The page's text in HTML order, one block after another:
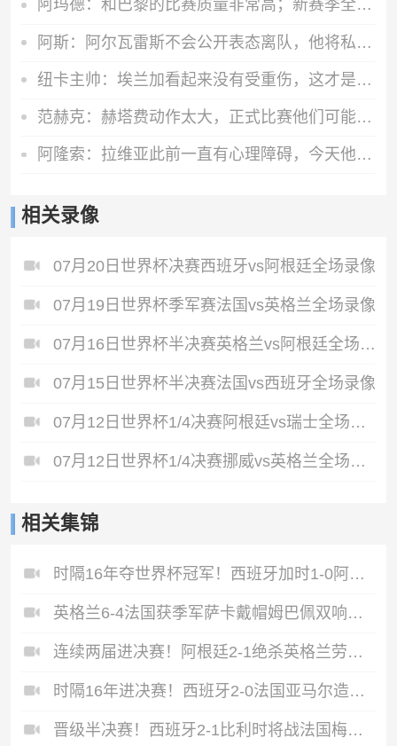
阿玛德：和巴黎的比赛质量非常高；新赛季全队都渴望能够斩获佳绩
阿斯：阿尔瓦雷斯不会公开表态离队，他将私下与西蒙尼和马竞沟通
纽卡主帅：埃兰加看起来没有受重伤，这才是今晚最重要的
范赫克：赫塔费动作太大，正式比赛他们可能已经吃两三张红牌了
阿隆索：拉维亚此前一直有心理障碍，今天他很累但发自内心地开心
相关录像
07月20日世界杯决赛西班牙vs阿根廷全场录像
07月19日世界杯季军赛法国vs英格兰全场录像
07月16日世界杯半决赛英格兰vs阿根廷全场录像
07月15日世界杯半决赛法国vs西班牙全场录像
07月12日世界杯1/4决赛阿根廷vs瑞士全场录像
07月12日世界杯1/4决赛挪威vs英格兰全场录像
相关集锦
时隔16年夺世界杯冠军！西班牙加时1-0阿根廷费兰制胜恩佐染红
英格兰6-4法国获季军萨卡戴帽姆巴佩双响创纪录奥利塞2助+失良机
连续两届进决赛！阿根廷2-1绝杀英格兰劳塔罗恩佐破门梅西两助攻
时隔16年进决赛！西班牙2-0法国亚马尔造点奥亚萨瓦尔、波罗破门
晋级半决赛！西班牙2-1比利时将战法国梅里诺替补绝杀拉门斯送礼